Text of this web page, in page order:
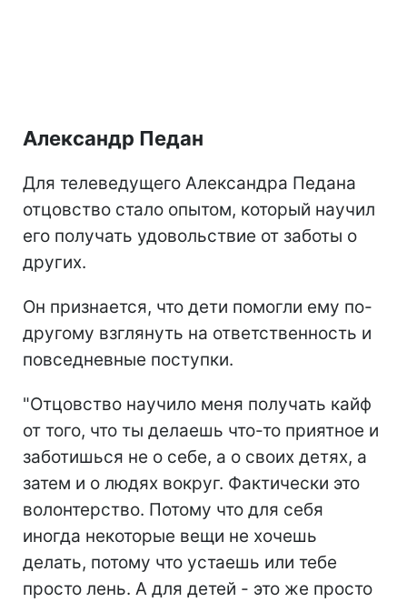
Александр Педан
Для телеведущего Александра Педана
отцовство стало опытом, который научил
его получать удовольствие от заботы о
других.
Он признается, что дети помогли ему по-
другому взглянуть на ответственность и
повседневные поступки.
"Отцовство научило меня получать кайф
от того, что ты делаешь что-то приятное и
заботишься не о себе, а о своих детях, а
затем и о людях вокруг. Фактически это
волонтерство. Потому что для себя
иногда некоторые вещи не хочешь
делать, потому что устаешь или тебе
просто лень. А для детей - это же просто